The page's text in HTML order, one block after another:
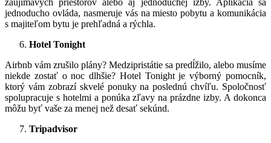
jednoducho ovláda, nasmeruje vás na miesto pobytu a komunikácia
s majiteľom bytu je prehľadná a rýchla.
Hotel Tonight
Airbnb vám zrušilo plány? Medzipristátie sa predĺžilo, alebo musíme
niekde zostať o noc dlhšie? Hotel Tonight je výborný pomocník,
ktorý vám zobrazí skvelé ponuky na poslednú chvíľu. Spoločnosť
spolupracuje s hotelmi a ponúka zľavy na prázdne izby. A dokonca
môžu byť vaše za menej než desať sekúnd.
Tripadvisor